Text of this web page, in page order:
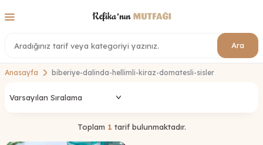
Ara
Anasayfa biberiye-dalinda-hellimli-kiraz-domatesli-sisler
Toplam 1 tarif bulunmaktadır.